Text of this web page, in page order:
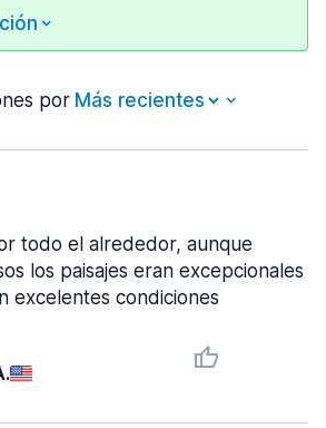
por
todo el alrededor, aunque
los paisajes eran excepcionales
excelentes condiciones